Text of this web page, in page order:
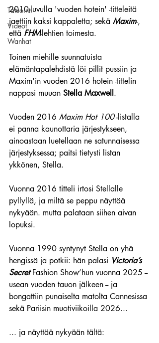
Tatuointi
Videot
Wanhat
2010-luvulla 'vuoden hotein' -titteleitä
jaettiin kaksi kappaletta; sekä Maxim-,
että FHM-lehtien toimesta.
Toinen miehille suunnatuista
elämäntapalehdistä löi pillit pussiin ja
Maxim'in vuoden 2016 hotein -tittelin
nappasi muuan Stella Maxwell.
Vuoden 2016 Maxim Hot 100 -listalla
ei panna kaunottaria järjestykseen,
ainoastaan luetellaan ne satunnaisessa
järjestyksessa; paitsi tietysti listan
ykkönen, Stella.
Vuonna 2016 titteli irtosi Stellalle
pyllyllä, ja miltä se peppu näyttää
nykyään. mutta palataan siihen aivan
lopuksi.
Vuonna 1990 syntynyt Stella on yhä
hengissä ja potkii: hän palasi Victoria’s
Secret Fashion Show’hun vuonna 2025 --
usean vuoden tauon jälkeen -- ja
bongattiin punaiselta matolta Cannesissa
sekä Pariisin muotiviikoilla 2026...
... ja näyttää nykyään tältä: